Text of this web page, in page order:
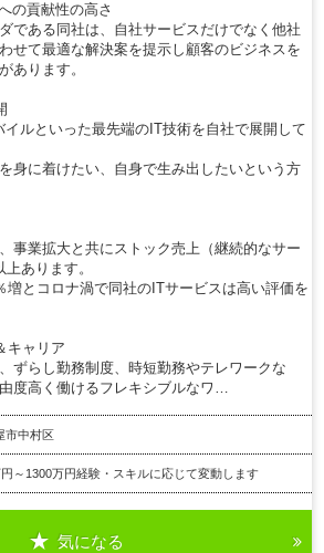
の貢献性の高さ
である同社は、自社サービスだけでなく他社
せて最適な解決案を提示し顧客のビジネスを
あります。
ルといった最先端のIT技術を自社で展開して
身に着けたい、自身で生み出したいという方
事業拡大と共にストック売上（継続的なサー
あります。
増とコロナ渦で同社のITサービスは高い評価を
キャリア
ずらし勤務制度、時短勤務やテレワークな
度高く働けるフレキシブルなワ…
市中村区
～1300万円経験・スキルに応じて変動します
気になる